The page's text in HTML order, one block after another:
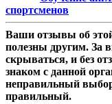
спортсменов
Ваши отзывы об
полезны другим. За
скрываться, и без
знаком с данной
неправильный
правильный.